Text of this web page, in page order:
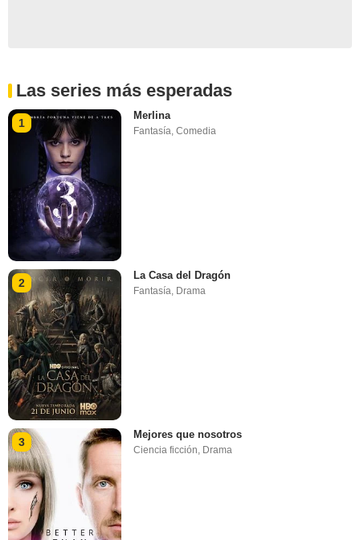
Las series más esperadas
1
Merlina
Fantasía,Comedia
2
La Casa del Dragón
Fantasía Drama
3
Mejores que nosotros
Ciencia ficción, Drama